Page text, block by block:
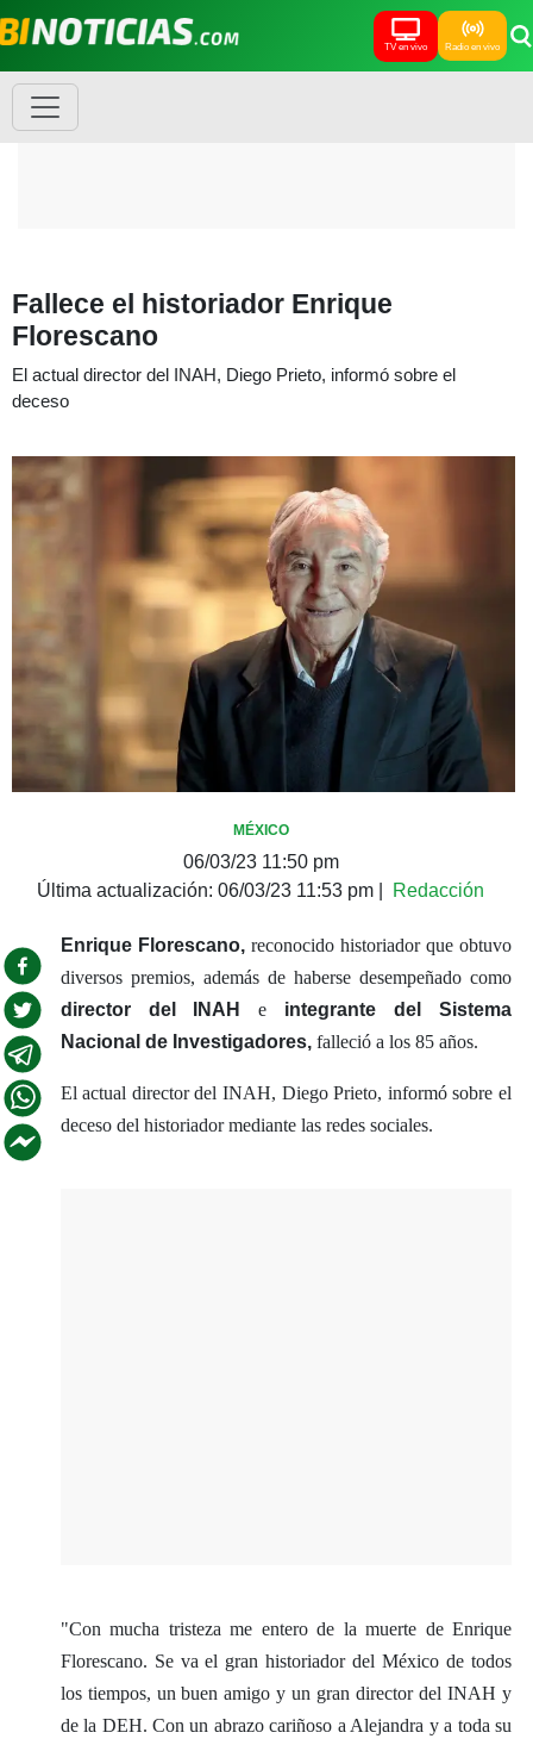
TV en vivo Radio en vivo
Fallece el historiador Enrique
Florescano
El actual director del INAH, Diego Prieto, informó sobre el
deceso
MÉXICO
06/03/23 11:50 pm
Última actualización: 06/03/23 11:53 pm Redacción
Enrique Florescano,reconocido historiador que obtuvo
diversos premios, además de haberse desempeñado como
director del INAH
e integrante del Sistema
Nacional de Investigadores,falleció a los 85 años.
El actual director del INAH, Diego Prieto, informó sobre el
deceso del historiador mediante las redes sociales.
"Con mucha tristeza me entero de la muerte de Enrique
Florescano. Se va el gran historiador del México de todos
los tiempos, un buen amigo y un gran director del INAH y
de la DEH. Con un abrazo cariñoso a Alejandra y a toda su